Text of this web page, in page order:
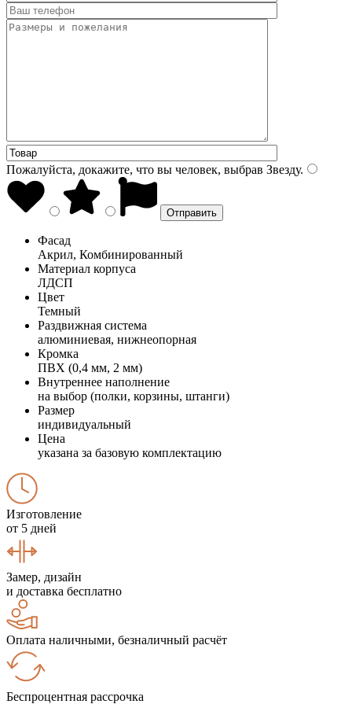
Пожалуйста, докажите, что вы человек, выбрав Звезду.
Фасад
Акрил, Комбинированный
Материал корпуса
ЛДСП
Цвет
Темный
Раздвижная система
алюминиевая, нижнеопорная
Кромка
ПВХ (0,4 мм, 2 мм)
Внутреннее наполнение
на выбор (полки, корзины, штанги)
Размер
индивидуальный
Цена
указана за базовую комплектацию
Изготовление
от 5 дней
Замер, дизайн
и доставка бесплатно
Оплата наличными, безналичный расчёт
Беспроцентная рассрочка